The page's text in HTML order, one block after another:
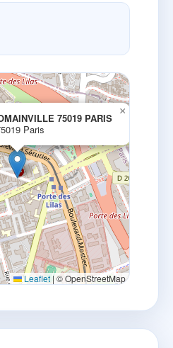
75019 PARIS
Paris
×
Leaflet |© OpenStreetMap